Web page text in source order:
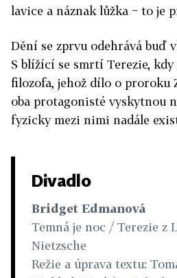
lavice a náznak lůžka − to je
Dění se zprvu odehrává buď
S blížící se smrtí Terezie,
filozofa, jehož dílo o proroku
oba protagonisté vyskytnou
fyzicky mezi nimi nadále
Divadlo
Bridget Edmanová
Temná je noc / Terezie z
Nietzsche
Režie a úprava textu: